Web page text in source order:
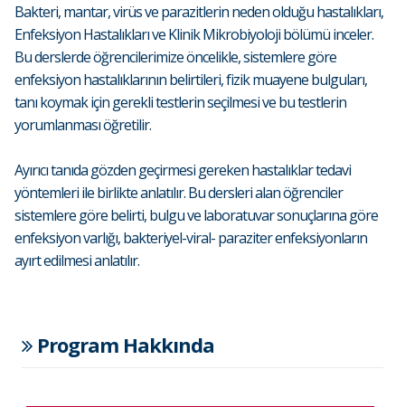
Bakteri, mantar, virüs ve parazitlerin neden olduğu hastalıkları,
Enfeksiyon Hastalıkları ve Klinik Mikrobiyoloji bölümü inceler.
Bu derslerde öğrencilerimize öncelikle, sistemlere göre
enfeksiyon hastalıklarının belirtileri, fizik muayene bulguları,
tanı koymak için gerekli testlerin seçilmesi ve bu testlerin
yorumlanması öğretilir.
Ayırıcı tanıda gözden geçirmesi gereken hastalıklar tedavi
yöntemleri ile birlikte anlatılır. Bu dersleri alan öğrenciler
sistemlere göre belirti, bulgu ve laboratuvar sonuçlarına göre
enfeksiyon varlığı, bakteriyel-viral- paraziter enfeksiyonların
ayırt edilmesi anlatılır.
Program Hakkında